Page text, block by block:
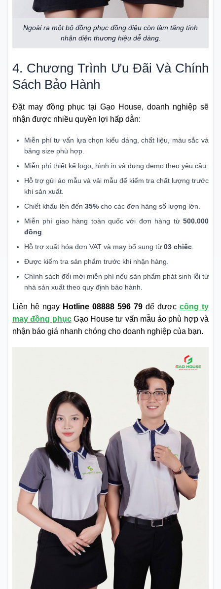
Ngoài ra một bộ đồng phục đồng điệu còn làm tăng tính
nhận diện thương hiệu dễ dàng.
4. Chương Trình Ưu Đãi Và Chính
Sách Bảo Hành
Đặt may đồng phục tại Gạo House, doanh nghiệp sẽ
nhận được nhiều quyền lợi hấp dẫn:
Miễn phí tư vấn lựa chọn kiểu dáng, chất liệu, màu sắc và
bảng size phù hợp.
Miễn phí thiết kế logo, hình in và dựng demo theo yêu cầu.
Hỗ trợ gửi áo mẫu và vải mẫu để kiểm tra chất lượng trước
khi sản xuất.
Chiết khấu lên đến 35% cho các đơn hàng số lượng lớn.
Miễn phí giao hàng toàn quốc với đơn hàng từ 500.000
đồng
Hỗ trợ xuất hóa đơn VAT và may bổ sung từ 03 chiếc
Được kiểm tra sản phẩm trước khi nhận hàng.
Chính sách đổi mới miễn phí nếu sản phẩm phát sinh lỗi từ
nhà sản xuất theo quy định bảo hành.
Liên hệ ngay Hotline 08888 596 79 để được công ty
may đồng phụcGạo House tư vấn mẫu áo phù hợp và
nhận báo giá nhanh chóng cho doanh nghiệp của bạn.